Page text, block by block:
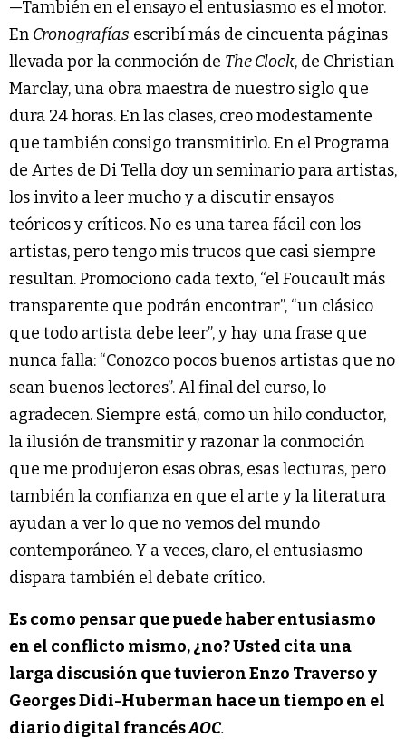
—También en el ensayo el entusiasmo es el motor.
En Cronografías escribí más de cincuenta páginas
llevada por la conmoción de The Clock, de Christian
Marclay, una obra maestra de nuestro siglo que
dura 24 horas. En las clases, creo modestamente
que también consigo transmitirlo. En el Programa
de Artes de Di Tella doy un seminario para artistas,
los invito a leer mucho y a discutir ensayos
teóricos y críticos. No es una tarea fácil con los
artistas, pero tengo mis trucos que casi siempre
resultan. Promociono cada texto, “el Foucault más
transparente que podrán encontrar”, “un clásico
que todo artista debe leer”, y hay una frase que
nunca falla: “Conozco pocos buenos artistas que no
sean buenos lectores”. Al final del curso, lo
agradecen. Siempre está, como un hilo conductor,
la ilusión de transmitir y razonar la conmoción
que me produjeron esas obras, esas lecturas, pero
también la confianza en que el arte y la literatura
ayudan a ver lo que no vemos del mundo
contemporáneo. Y a veces, claro, el entusiasmo
dispara también el debate crítico.
Es como pensar que puede haber entusiasmo
en el conflicto mismo, ¿no? Usted cita una
larga discusión que tuvieron Enzo Traverso y
Georges Didi-Huberman hace un tiempo en el
diario digital francésAOC.